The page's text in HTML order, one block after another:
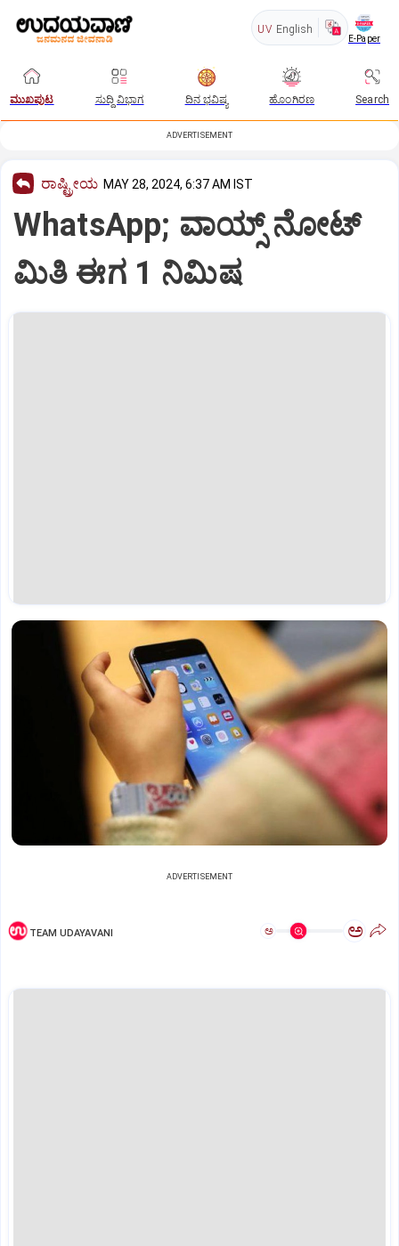
UV English
E-Paper
ಮುಖಪುಟ ಸುದ್ದಿ ವಿಭಾಗ ದಿನ ಭವಿಷ್ಯ ಹೊಂಗಿರಣ Search
ADVERTISEMENT
ರಾಷ್ಟ್ರೀಯ MAY 28, 2024, 6:37 AM IST
WhatsApp; ವಾಯ್ಸ್ ನೋಟ್‌
ಮಿತಿ ಈಗ 1 ನಿಮಿಷ
ADVERTISEMENT
TEAM UDAYAVANI ಅ ಅ